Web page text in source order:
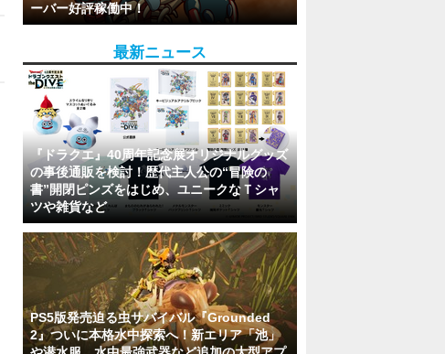
ーバー好評稼働中！
最新ニュース
『ドラクエ』40周年記念展オリジナルグッズ
の事後通販を検討！歴代主人公の“冒険の
書”開閉ピンズをはじめ、ユニークなＴシャ
ツや雑貨など
PS5版発売迫る虫サバイバル『Grounded
2』ついに本格水中探索へ！新エリア「池」